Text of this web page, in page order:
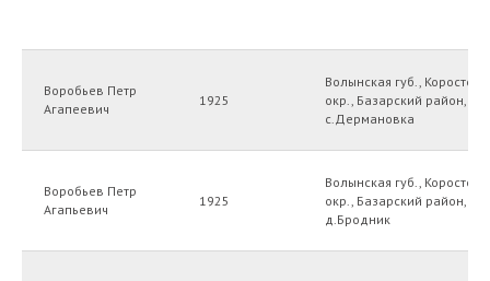
Воробьев Петр
Агапеевич
1925
Волынская губ.,
окр., Базарский район,
с.Дермановка
Воробьев Петр
Агапьевич
1925
Волынская губ.,
окр., Базарский район,
д.Бродник